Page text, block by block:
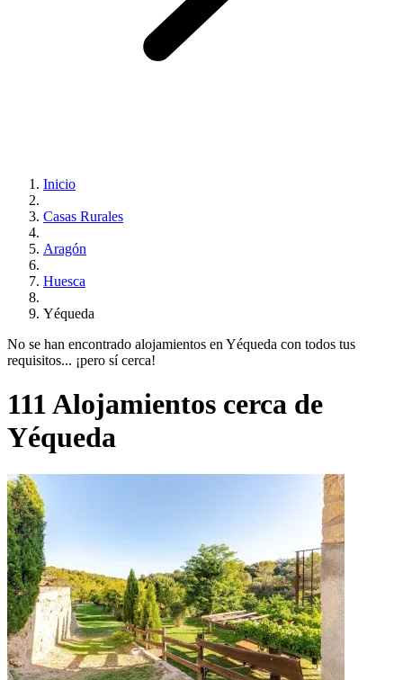
Inicio
Casas Rurales
Aragón
Huesca
Yéqueda
No se han encontrado alojamientos en Yéqueda con todos tus
requisitos... ¡pero sí cerca!
111 Alojamientos cerca de
Yéqueda